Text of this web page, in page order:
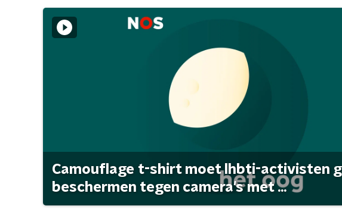
Camouflage t-shirt moet lhbti-activisten
beschermen tegen camera's met ...